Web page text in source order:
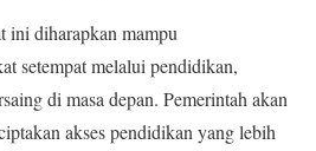
ini diharapkan mampu
setempat melalui pendidikan,
di masa depan. Pemerintah akan
akses pendidikan yang lebih